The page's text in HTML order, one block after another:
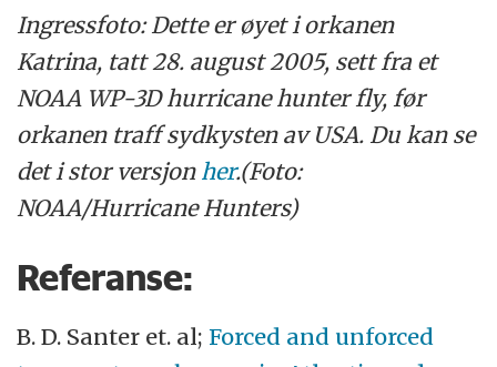
Ingressfoto: Dette er øyet i orkanen
Katrina, tatt 28. august 2005, sett fra et
NOAA WP-3D hurricane hunter fly, før
orkanen traff sydkysten av USA. Du kan se
det i stor versjon her.(Foto:
NOAA/Hurricane Hunters)
Referanse:
B. D. Santer et. al;Forced and unforced